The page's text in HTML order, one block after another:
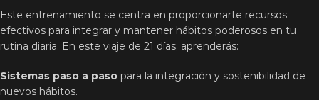
Este entrenamiento se centra en proporcionarte recursos
efectivos para integrar y mantener hábitos poderosos en tu
rutina diaria. En este viaje de 21 días, aprenderás:
Sistemas paso a paso para la integración y sostenibilidad de
nuevos hábitos.